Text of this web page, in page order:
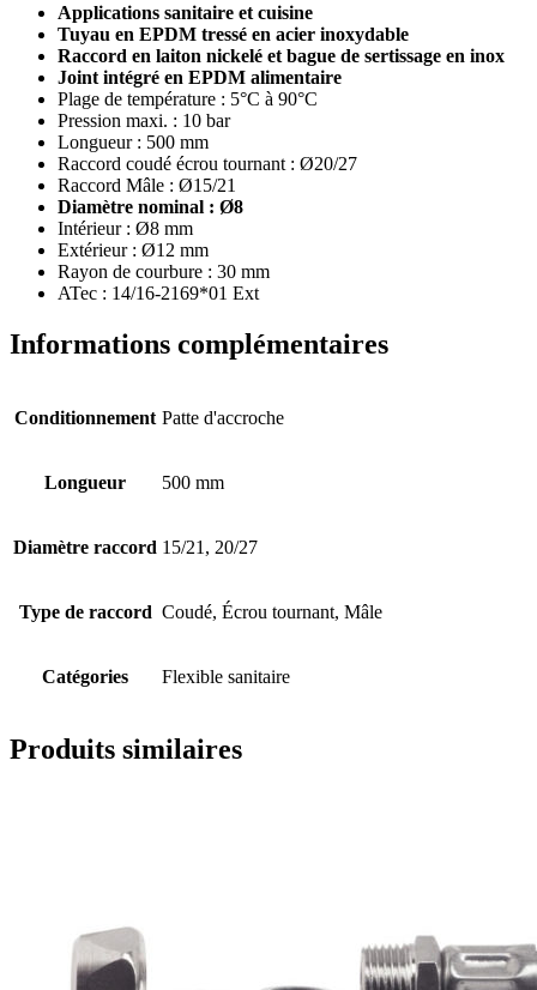
Applications sanitaire et cuisine
Tuyau en EPDM tressé en acier inoxydable
Raccord en laiton nickelé et bague de sertissage en inox
Joint intégré en EPDM alimentaire
Plage de température : 5°C à 90°C
Pression maxi. : 10 bar
Longueur : 500 mm
Raccord coudé écrou tournant : Ø20/27
Raccord Mâle : Ø15/21
Diamètre nominal : Ø8
Intérieur : Ø8 mm
Extérieur : Ø12 mm
Rayon de courbure : 30 mm
ATec : 14/16-2169*01 Ext
Informations complémentaires
Conditionnement Patte d'accroche
Longueur 500 mm
Diamètre raccord 15/21, 20/27
Type de raccord Coudé, Écrou tournant, Mâle
Catégories Flexible sanitaire
Produits similaires